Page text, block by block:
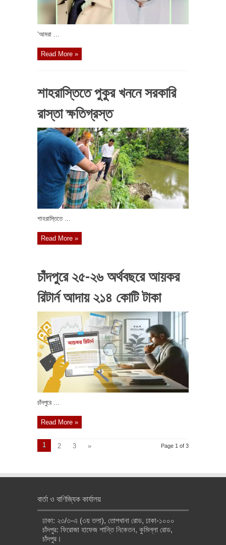
‘আমরা ...
Read More »
শাহরাস্তিতে পুকুর খননে সরকারি
রাস্তা ক্ষতিগ্রস্ত
শাহরাস্তিতে ...
Read More »
চাঁদপুরে ২৫-২৬ অর্থবছরে আয়কর
রিটার্ন আদায় ২১৪ কোটি টাকা
চাঁদপুরে ...
Read More »
Page 1 of 3
1 2 3 »
বার্তা ও বাণিজ্যিক কার্যালয়
ঢাকা: ২৩/৩-এ (৩য় তলা), তোপখানা রোড, ঢাকা-১০০০
চাঁদপুর: ফিরোজা হাফেজ শান্তি নিকেতন, কুমিল্লা রোড,
চাঁদপুর।